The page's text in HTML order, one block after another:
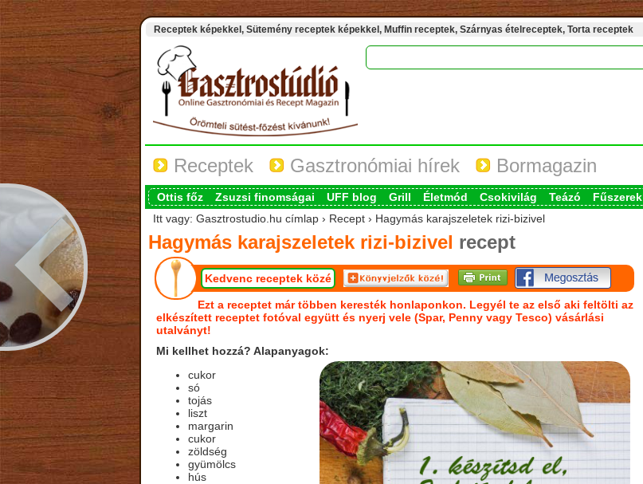
Receptek képekkel, Sütemény receptek képekkel, Muffin receptek, Szárnyas ételreceptek, Torta receptek
Receptek Gasztronómiai hírek Bormagazin
Ottis főz Zsuzsi finomságai UFF blog Grill Életmód Csokivilág Teázó Fűszerek
Itt vagy: Gasztrostudio.hu címlap › Recept › Hagymás karajszeletek rizi-bizivel
Hagymás karajszeletek rizi-bizivel recept
Kedvenc receptek közé
Ezt a receptet már többen keresték honlaponkon. Legyél te az első aki feltölti az
elkészített receptet fotóval együtt és nyerj vele (Spar, Penny vagy Tesco) vásárlási
utalványt!
Mi kellhet hozzá? Alapanyagok:
cukor
só
tojás
liszt
margarin
cukor
zöldség
gyümölcs
hús